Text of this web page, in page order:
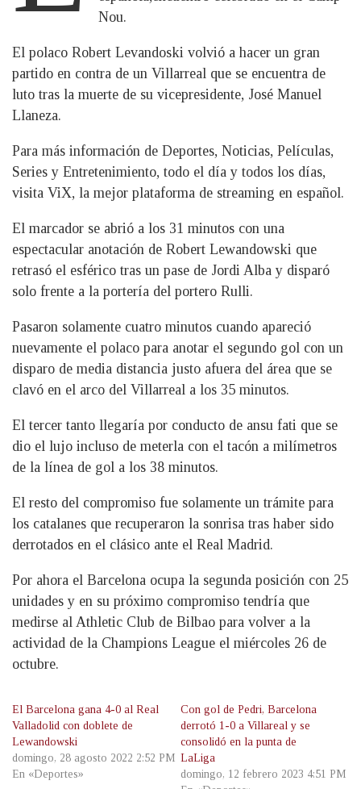
Nou.
El polaco Robert Levandoski volvió a hacer un gran
partido en contra de un Villarreal que se encuentra de
luto tras la muerte de su vicepresidente, José Manuel
Llaneza.
Para más información de Deportes, Noticias, Películas,
Series y Entretenimiento, todo el día y todos los días,
visita ViX, la mejor plataforma de streaming en español.
El marcador se abrió a los 31 minutos con una
espectacular anotación de Robert Lewandowski que
retrasó el esférico tras un pase de Jordi Alba y disparó
solo frente a la portería del portero Rulli.
Pasaron solamente cuatro minutos cuando apareció
nuevamente el polaco para anotar el segundo gol con un
disparo de media distancia justo afuera del área que se
clavó en el arco del Villarreal a los 35 minutos.
El tercer tanto llegaría por conducto de ansu fati que se
dio el lujo incluso de meterla con el tacón a milímetros
de la línea de gol a los 38 minutos.
El resto del compromiso fue solamente un trámite para
los catalanes que recuperaron la sonrisa tras haber sido
derrotados en el clásico ante el Real Madrid.
Por ahora el Barcelona ocupa la segunda posición con 25
unidades y en su próximo compromiso tendría que
medirse al Athletic Club de Bilbao para volver a la
actividad de la Champions League el miércoles 26 de
octubre.
El Barcelona gana 4-0 al Real
Valladolid con doblete de
Lewandowski
domingo, 28 agosto 2022 2:52 PM
En «Deportes»
Con gol de Pedri, Barcelona
derrotó 1-0 a Villareal y se
consolidó en la punta de
LaLiga
domingo, 12 febrero 2023 4:51 PM